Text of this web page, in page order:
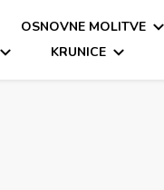
naš, zdravo marijo
OSNOVNE MOLITVE
KRUNICE